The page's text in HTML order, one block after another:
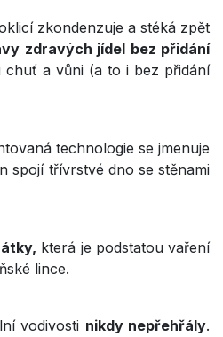
zkondenzuje a stéká zpět
zdravých jídel bez přidání
chuť a vůni (a to i bez přidání
technologie se jmenuje
spojí třívrstvé dno se stěnami
která je podstatou vaření
lince.
vodivosti nikdy nepřehřály.